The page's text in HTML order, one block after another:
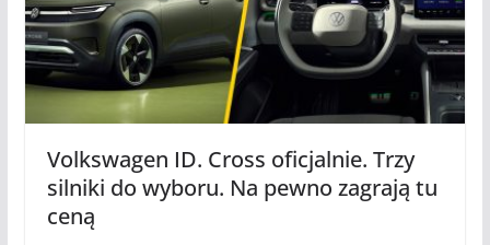
Volkswagen ID. Cross oficjalnie. Trzy
silniki do wyboru. Na pewno zagrają tu
ceną